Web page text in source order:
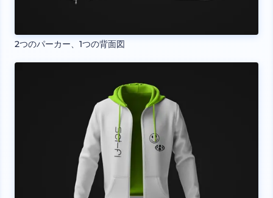
2つのパーカー、1つの背面図